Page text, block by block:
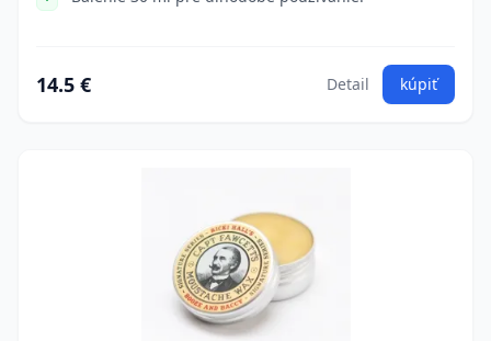
14.5 € Detail kúpiť